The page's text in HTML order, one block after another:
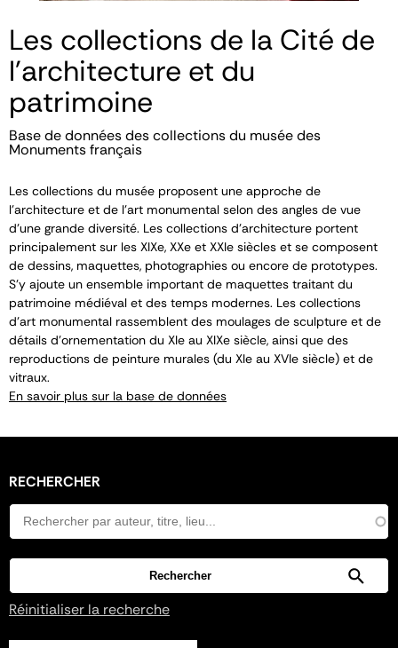
Les collections de la Cité de
l'architecture et du
patrimoine
Base de données des collections du musée des
Monuments français
Les collections du musée proposent une approche de
l’architecture et de l’art monumental selon des angles de vue
d’une grande diversité. Les collections d’architecture portent
principalement sur les XIXe, XXe et XXIe siècles et se composent
de dessins, maquettes, photographies ou encore de prototypes.
S’y ajoute un ensemble important de maquettes traitant du
patrimoine médiéval et des temps modernes. Les collections
d’art monumental rassemblent des moulages de sculpture et de
détails d’ornementation du XIe au XIXe siècle, ainsi que des
reproductions de peinture murales (du XIe au XVIe siècle) et de
vitraux.
En savoir plus sur la base de données
RECHERCHER
Réinitialiser la recherche